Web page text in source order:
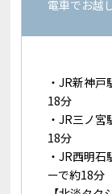
電車でお越
・JR新神
18分
・JR三ノ
18分
・JR西明
ーで約18分